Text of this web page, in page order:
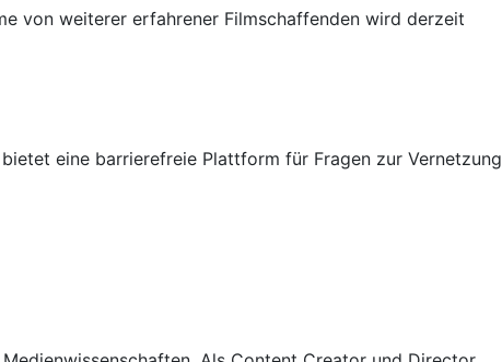
von weiterer erfahrener Filmschaffenden wird derzeit
eine barrierefreie Plattform für Fragen zur Vernetzung